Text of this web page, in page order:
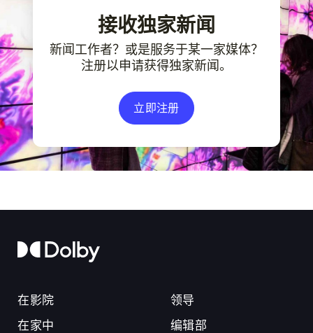
接收独家新闻
新闻工作者？或是服务于某一家媒体？
注册以申请获得独家新闻。
立即注册
在影院
在家中
领导
编辑部